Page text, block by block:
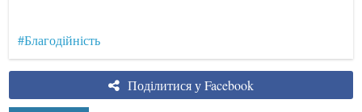
#Благодійність
Поділитися у Facebook